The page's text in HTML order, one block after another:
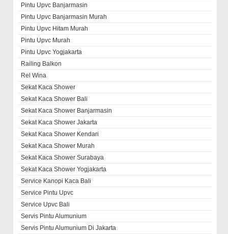
Pintu Upvc Banjarmasin
Pintu Upvc Banjarmasin Murah
Pintu Upvc Hitam Murah
Pintu Upvc Murah
Pintu Upvc Yogjakarta
Railing Balkon
Rel Wina
Sekat Kaca Shower
Sekat Kaca Shower Bali
Sekat Kaca Shower Banjarmasin
Sekat Kaca Shower Jakarta
Sekat Kaca Shower Kendari
Sekat Kaca Shower Murah
Sekat Kaca Shower Surabaya
Sekat Kaca Shower Yogjakarta
Service Kanopi Kaca Bali
Service Pintu Upvc
Service Upvc Bali
Servis Pintu Alumunium
Servis Pintu Alumunium Di Jakarta